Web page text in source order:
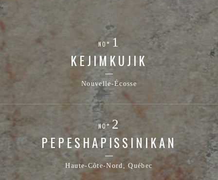
NO°
KEJIMKUJIK
Nouvelle-Écosse
NO°
PEPESHAPISSINIKAN
Haute-Côte-Nord, Québec